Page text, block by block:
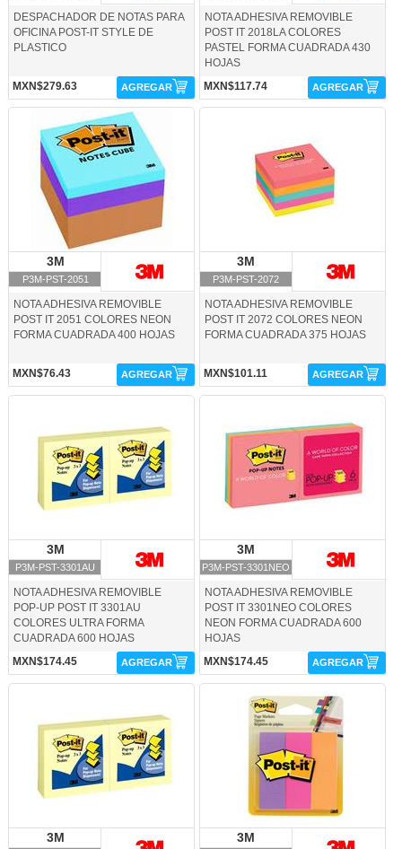
DESPACHADOR DE NOTAS PARA
OFICINA POST-IT STYLE DE
PLASTICO
MXN$279.63 AGREGAR
NOTA ADHESIVA REMOVIBLE
POST IT 2018LA COLORES
PASTEL FORMA CUADRADA 430
HOJAS
MXN$117.74
AGREGAR
3M
P3M-PST-2051
NOTA ADHESIVA REMOVIBLE
POST IT 2051 COLORES NEON
FORMA CUADRADA 400 HOJAS
MXN$76.43 AGREGAR
3M
P3M-PST-2072
NOTA ADHESIVA REMOVIBLE
POST IT 2072 COLORES NEON
FORMA CUADRADA 375 HOJAS
MXN$101.11 AGREGAR
3M
P3M-PST-3301AU
NOTA ADHESIVA REMOVIBLE
POP-UP POST IT 3301AU
COLORES ULTRA FORMA
CUADRADA 600 HOJAS
MXN$174.45
AGREGAR
3M
P3M-PST-3301NEO
NOTA ADHESIVA REMOVIBLE
POST IT 3301NEO COLORES
NEON FORMA CUADRADA 600
HOJAS
MXN$174.45
AGREGAR
3M 3M